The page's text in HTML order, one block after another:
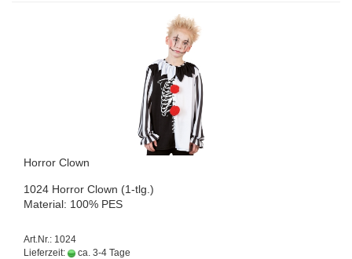
Hor­ror Clown
1024 Hor­ror Clown (1-tlg.)
Ma­te­ri­al: 100% PES
Art.Nr.: 1024
Lieferzeit:
ca. 3-4 Tage